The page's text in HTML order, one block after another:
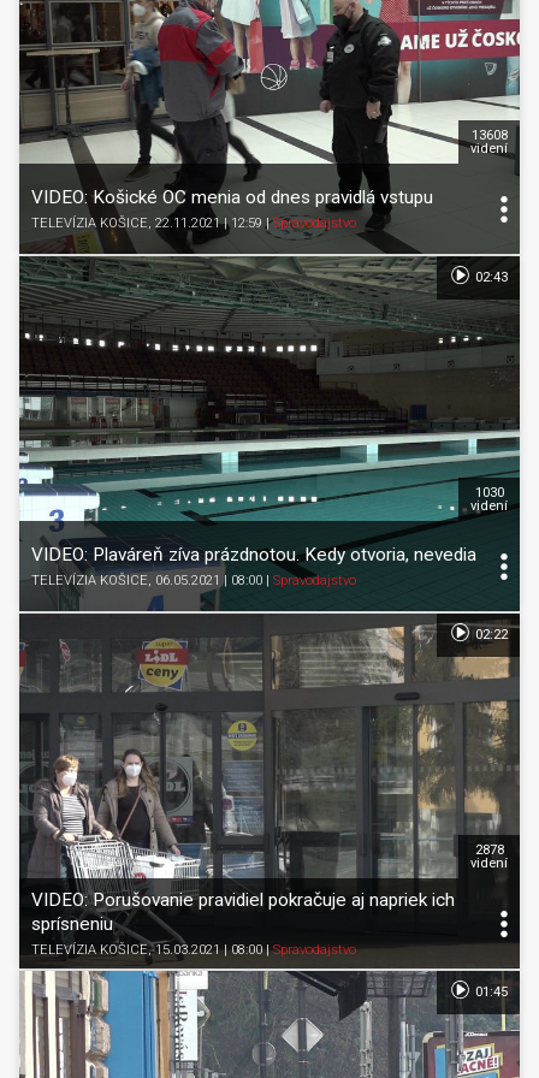
VIDEO: Košické OC menia od dnes pravidlá vstupu
TELEVÍZIA KOŠICE, 22.11.2021 | 12:59 |Spravodajstvo
13608
videní
VIDEO: Plaváreň zíva prázdnotou. Kedy otvoria, nevedia
TELEVÍZIA KOŠICE, 06.05.2021 | 08:00 Spravodajstvo
1030
videní
02:43
VIDEO: Porušovanie pravidiel pokračuje aj napriek ich
sprísneniu
TELEVÍZIA KOŠICE, 15.03.2021 | 08:00|Spravodajstvo
2878
videní
02:22
01:45